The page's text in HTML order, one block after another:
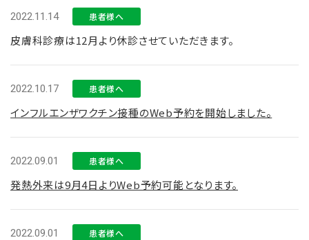
2022.11.14 患者様へ
皮膚科診療は12月より休診させていただきます。
2022.10.17 患者様へ
インフルエンザワクチン接種のWeb予約を開始しました。
2022.09.01 患者様へ
発熱外来は9月4日よりWeb予約可能となります。
2022.09.01 患者様へ